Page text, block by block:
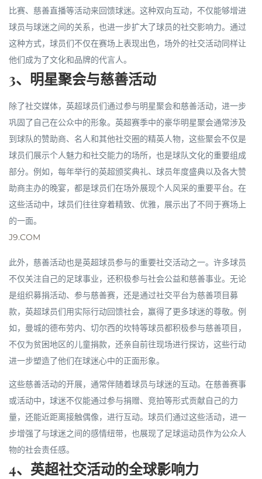
比赛、慈善直播等活动来回馈球迷。这种双向互动，不仅能够增进
球员与球迷之间的关系，也进一步扩大了球员的社交影响力。通过
这种方式，球员们不仅在赛场上表现出色，场外的社交活动同样让
他们成为了文化和品牌的代言人。
3、明星聚会与慈善活动
除了社交媒体，英超球员们通过参与明星聚会和慈善活动，进一步
巩固了自己在公众中的形象。英超赛季中的豪华明星聚会通常涉及
到球队的赞助商、名人和其他社交圈的精英人物，这些聚会不仅是
球员们展示个人魅力和社交能力的场所，也是球队文化的重要组成
部分。例如，每年举行的英超颁奖典礼、球员年度盛典以及各大赞
助商主办的晚宴，都是球员们在场外展现个人风采的重要平台。在
这些活动中，球员们往往穿着精致、优雅，展示出了不同于赛场上
的一面。
J9.COM
此外，慈善活动也是英超球员参与的重要社交活动之一。许多球员
不仅关注自己的足球事业，还积极参与社会公益和慈善事业。无论
是组织募捐活动、参与慈善赛，还是通过社交平台为慈善项目募
款，英超球员们用实际行动回馈社会，赢得了更多球迷的尊敬。例
如，曼城的德布劳内、切尔西的坎特等球员都积极参与慈善项目，
不仅为贫困地区的儿童捐款，还亲自前往现场进行探访，这些行动
进一步塑造了他们在球迷心中的正面形象。
这些慈善活动的开展，通常伴随着球员与球迷的互动。在慈善赛事
或活动中，球迷不仅能通过参与捐赠、竞拍等形式贡献自己的力
量，还能近距离接触偶像，进行互动。球员们通过这些活动，进一
步增强了与球迷之间的感情纽带，也展现了足球运动员作为公众人
物的社会责任感。
4、英超社交活动的全球影响力